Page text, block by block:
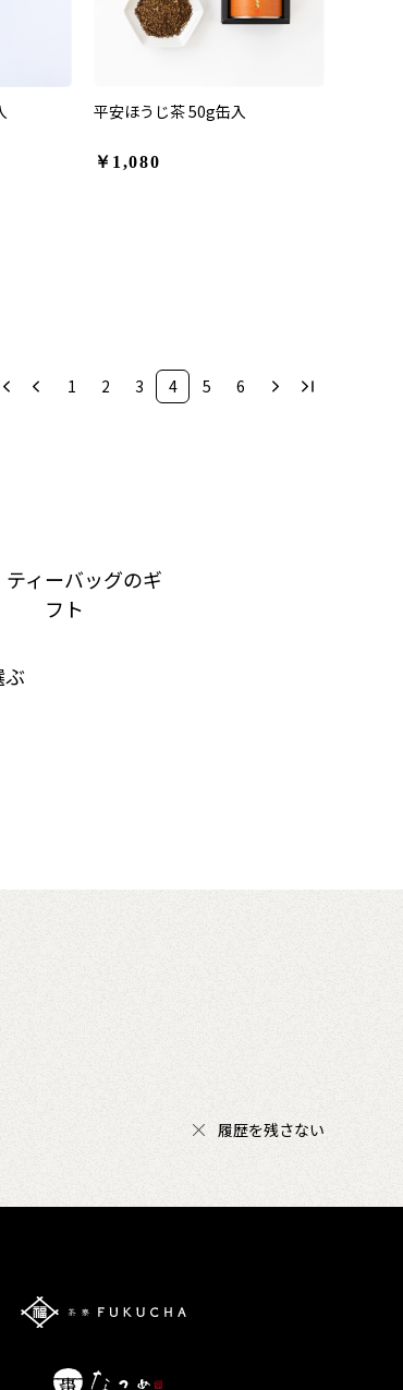
平安ほうじ茶 50g缶入
￥1,080
1 2 3 4 5 6
ティーバッグのギ
フト
ぶ
履歴を残さない